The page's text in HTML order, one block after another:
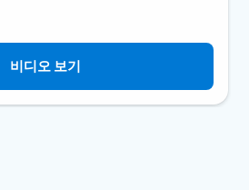
비디오 보기